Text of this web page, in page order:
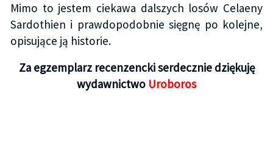
Mimo to jestem ciekawa dalszych losów Celaeny
Sardothien i prawdopodobnie sięgnę po kolejne,
opisujące ją historie.
Za egzemplarz recenzencki serdecznie dziękuję
wydawnictwo Uroboros